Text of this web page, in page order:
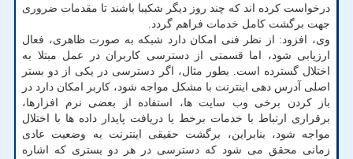
درخواست کرده اند که چند روز دیگر شکیبا باشند تا مقدمات ضروری
جهت برگشت کامل خدمات فراهم گردد.
وی، افزود: از نظر فنی امکان دارد شبکه به صورت ظاهری، فعال
ارزیابی شود، اما قسمتی از دسترسی کاربران در عمل مبتلا به
اختلال گسترده است. بطور مثال، اگر دسترسی در یکی از دو بستر
اصلی آدرس دهی اینترنت با مشکل مواجه شود، کاربر امکان دارد در
باز کردن برخی وب سایت ها، استفاده از بعضی نرم افزارها،
برقراری ارتباط با خدمات برخط یا دریافت پایدار داده ها با اختلال
مواجه شود، بنابراین، برگشت حقیقی اینترنت به وضعیت عادی
زمانی محقق می شود که دسترسی در هر دو بستری که اشاره